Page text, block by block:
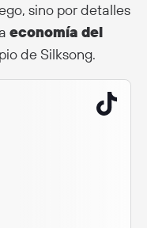
sino por detalles
economía del
de Silksong.